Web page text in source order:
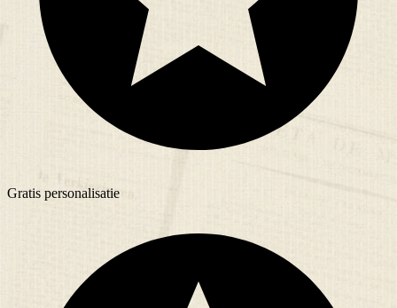
Gratis personalisatie